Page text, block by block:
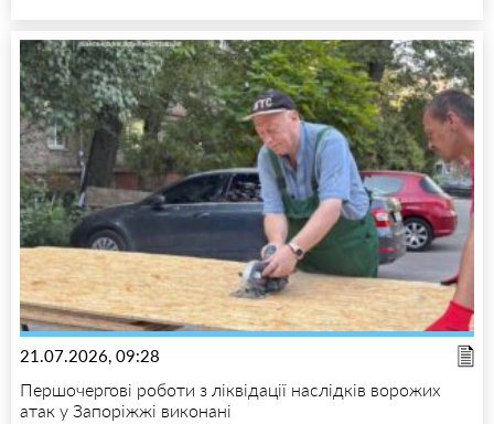
21.07.2026, 09:28
Першочергові роботи з ліквідації наслідків ворожих
атак у Запоріжжі виконані